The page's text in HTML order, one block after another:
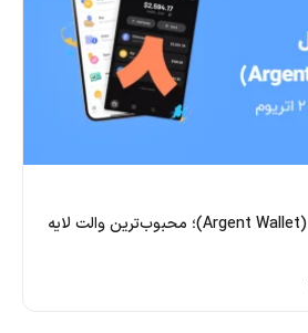
آموزش کیف پول آرجنت (Argent Wallet)؛ محبوب‌ترین والت لایه